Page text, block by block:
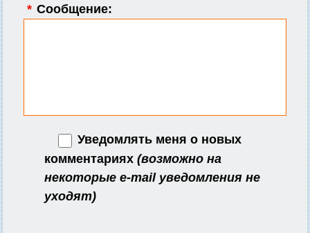
* Сообщение:
Уведомлять меня о новых
комментариях (возможно на
некоторые e-mail уведомления не
уходят)